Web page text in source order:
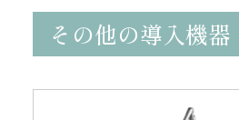
その他の導入機器